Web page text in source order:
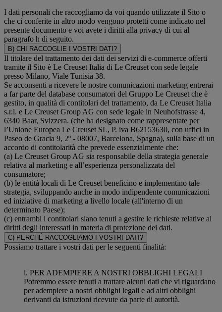
I dati personali che raccogliamo da voi quando utilizzate il Sito o
che ci conferite in altro modo vengono protetti come indicato nel
presente documento e voi avete i diritti alla privacy di cui al
paragrafo h di seguito.
B) CHI RACCOGLIE I VOSTRI DATI?
Il titolare del trattamento dei dati dei servizi di e-commerce offerti
tramite il Sito è Le Creuset Italia di Le Creuset con sede legale
presso Milano, Viale Tunisia 38.
Se acconsenti a ricevere le nostre comunicazioni marketing entrerai
a far parte del database consumatori del Gruppo Le Creuset che è
gestito, in qualità di contitolari del trattamento, da Le Creuset Italia
s.r.l. e Le Creuset Group AG con sede legale in Neuhofstrasse 4,
6340 Baar, Svizzera. (che ha designato come rappresentate per
l’Unione Europea Le Creuset SL, P. iva B62153630, con uffici in
Paseo de Gracia 9, 2º - 08007, Barcelona, Spagna), sulla base di un
accordo di contitolarità che prevede essenzialmente che:
(a) Le Creuset Group AG sia responsabile della strategia generale
relativa al marketing e all’esperienza personalizzata del
consumatore;
(b) le entità locali di Le Creuset beneficino e implementino tale
strategia, sviluppando anche in modo indipendente comunicazioni
ed iniziative di marketing a livello locale (all'interno di un
determinato Paese);
(c) entrambi i contitolari siano tenuti a gestire le richieste relative ai
diritti degli interessati in materia di protezione dei dati.
C) PERCHÉ RACCOGLIAMO I VOSTRI DATI?
Possiamo trattare i vostri dati per le seguenti finalità:
i. PER ADEMPIERE A NOSTRI OBBLIGHI LEGALI
Potremmo essere tenuti a trattare alcuni dati che vi riguardano
per adempiere a nostri obblighi legali e ad altri obblighi
derivanti da istruzioni ricevute da parte di autorità.